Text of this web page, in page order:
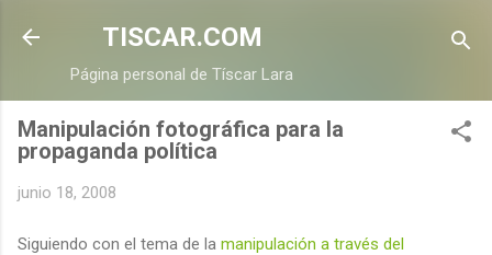
Ir al contenido principal
TISCAR.COM
Página personal de Tíscar Lara
Manipulación fotográfica para la
propaganda política
junio 18, 2008
Siguiendo con el tema de la manipulación a través del